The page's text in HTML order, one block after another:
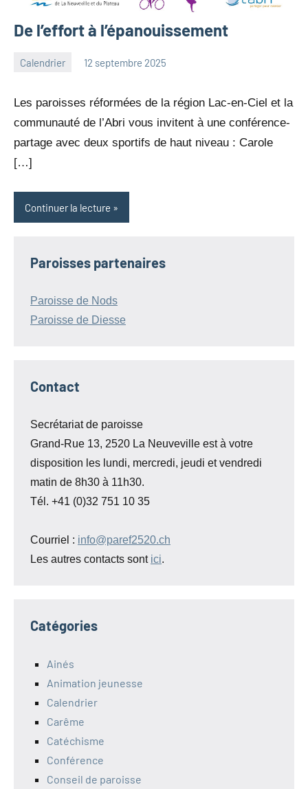
De l’effort à l’épanouissement
Calendrier 12 septembre 2025
Les paroisses réformées de la région Lac-en-Ciel et la
communauté de l’Abri vous invitent à une conférence-
partage avec deux sportifs de haut niveau : Carole
[…]
Continuer la lecture
Paroisses partenaires
Paroisse de Nods
Paroisse de Diesse
Contact
Secrétariat de paroisse
Grand-Rue 13, 2520 La Neuveville est à votre
disposition les lundi, mercredi, jeudi et vendredi
matin de 8h30 à 11h30.
Tél. +41 (0)32 751 10 35
Courriel : info@paref2520.ch
Les autres contacts sont ici.
Catégories
Ainés
Animation jeunesse
Calendrier
Carême
Catéchisme
Conférence
Conseil de paroisse